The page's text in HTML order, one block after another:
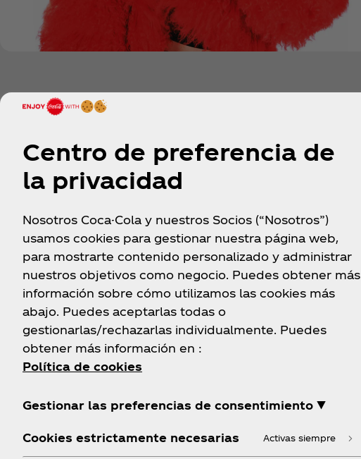
Tu pantalla con el fondo de
Peggy Gou
Dale un remix a tu pantalla al estilo Peggy Gou.
Consíguelo ahora
Centro de preferencia de
la privacidad
Nosotros Coca-Cola y nuestros Socios (“Nosotros”)
usamos cookies para gestionar nuestra página web,
para mostrarte contenido personalizado y administrar
nuestros objetivos como negocio. Puedes obtener más
información sobre cómo utilizamos las cookies más
abajo. Puedes aceptarlas todas o
gestionarlas/rechazarlas individualmente. Puedes
obtener más información en :
Política de cookies
Gestionar las preferencias de consentimiento ▼
Cookies estrictamente necesarias Activas siempre